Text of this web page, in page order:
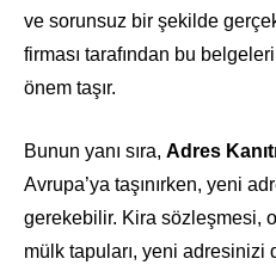
ve sorunsuz bir şekilde
firması tarafından bu
önem taşır.
Bunun yanı sıra, Adres
Avrupa’ya taşınırken, yeni
gerekebilir. Kira sözleşmesi,
mülk tapuları, yeni adresinizi